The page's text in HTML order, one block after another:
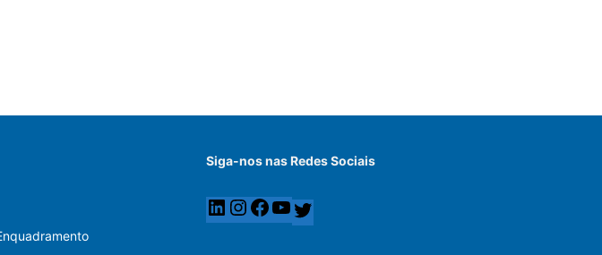
Siga-nos nas Redes Sociais